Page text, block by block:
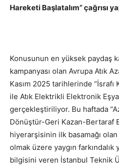
Hareketi Başlatalım” çağrısı
Konusunun en yüksek paydaş
kampanyası olan Avrupa Atık
Kasım 2025 tarihlerinde “İsrafı
ile Atık Elektrikli Elektronik Eşya
gerçekleştiriliyor. Bu haftada
Dönüştür-Geri Kazan-Bertaraf
hiyerarşisinin ilk basamağı olan
olmak üzere yaygın farkındalık
bilgisini veren İstanbul Teknik